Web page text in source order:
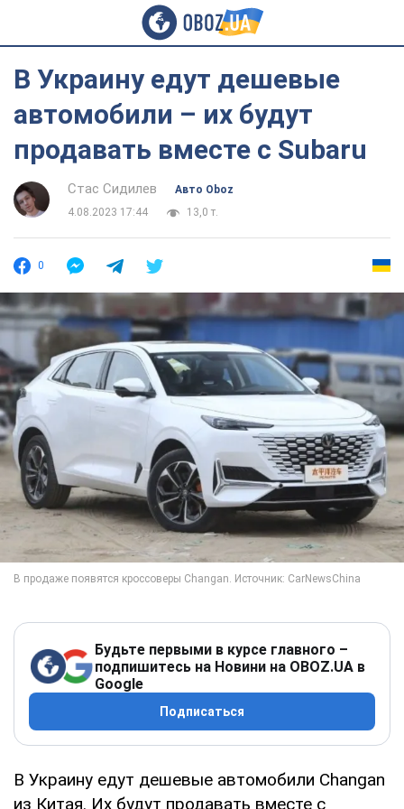
В Украину едут дешевые
автомобили – их будут
продавать вместе с Subaru
Стас Сидилев
Авто Oboz
4.08.2023 17:44
13,0 т.
0
Будьте первыми в курсе главного –
подпишитесь на Новини на OBOZ.UA в
Google
Подписаться
В Украину едут дешевые автомобили Changan
из Китая. Их будут продавать вместе с